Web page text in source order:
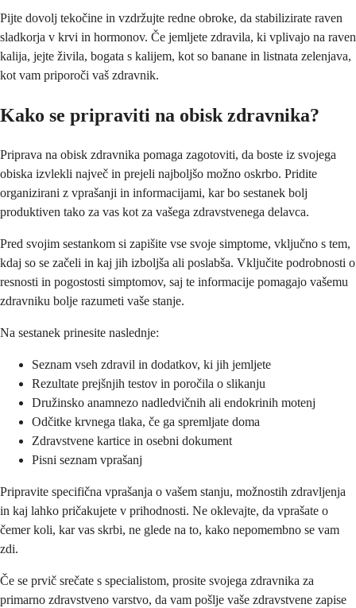
Pijte dovolj tekočine in vzdržujte redne obroke, da stabilizirate raven
sladkorja v krvi in hormonov. Če jemljete zdravila, ki vplivajo na raven
kalija, jejte živila, bogata s kalijem, kot so banane in listnata zelenjava,
kot vam priporoči vaš zdravnik.
Kako se pripraviti na obisk zdravnika?
Priprava na obisk zdravnika pomaga zagotoviti, da boste iz svojega
obiska izvlekli največ in prejeli najboljšo možno oskrbo. Pridite
organizirani z vprašanji in informacijami, kar bo sestanek bolj
produktiven tako za vas kot za vašega zdravstvenega delavca.
Pred svojim sestankom si zapišite vse svoje simptome, vključno s tem,
kdaj so se začeli in kaj jih izboljša ali poslabša. Vključite podrobnosti o
resnosti in pogostosti simptomov, saj te informacije pomagajo vašemu
zdravniku bolje razumeti vaše stanje.
Na sestanek prinesite naslednje:
Seznam vseh zdravil in dodatkov, ki jih jemljete
Rezultate prejšnjih testov in poročila o slikanju
Družinsko anamnezo nadledvičnih ali endokrinih motenj
Odčitke krvnega tlaka, če ga spremljate doma
Zdravstvene kartice in osebni dokument
Pisni seznam vprašanj
Pripravite specifična vprašanja o vašem stanju, možnostih zdravljenja
in kaj lahko pričakujete v prihodnosti. Ne oklevajte, da vprašate o
čemer koli, kar vas skrbi, ne glede na to, kako nepomembno se vam
zdi.
Če se prvič srečate s specialistom, prosite svojega zdravnika za
primarno zdravstveno varstvo, da vam pošlje vaše zdravstvene zapise